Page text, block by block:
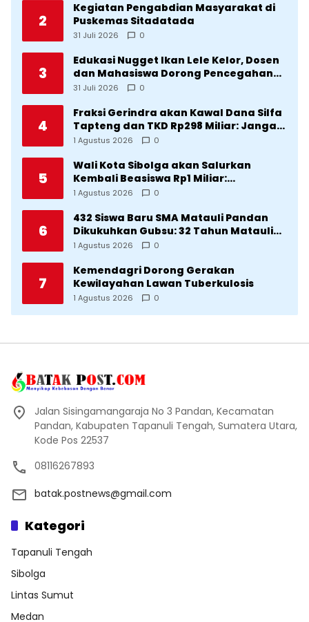
2
Kegiatan Pengabdian Masyarakat di
Puskemas Sitadatada
31 Juli 2026 0
3
Edukasi Nugget Ikan Lele Kelor, Dosen
dan Mahasiswa Dorong Pencegahan
Stunting di Desa Silangkitang
31 Juli 2026 0
4
Fraksi Gerindra akan Kawal Dana Silfa
Tapteng dan TKD Rp298 Miliar: Jangan
Sampai Pekerjaan Pusat dan Provinsi
1 Agustus 2026 0
5
Wali Kota Sibolga akan Salurkan
Kembali Beasiswa Rp1 Miliar:
Diproritaskan Mahasiswa Korban
1 Agustus 2026 0
6
432 Siswa Baru SMA Matauli Pandan
Dikukuhkan Gubsu: 32 Tahun Matauli
Cetak SDM Unggul
1 Agustus 2026 0
7
Kemendagri Dorong Gerakan
Kewilayahan Lawan Tuberkulosis
1 Agustus 2026 0
Jalan Sisingamangaraja No 3 Pandan, Kecamatan
Pandan, Kabupaten Tapanuli Tengah, Sumatera Utara,
Kode Pos 22537
08116267893
batak.postnews@gmail.com
Kategori
Tapanuli Tengah
Sibolga
Lintas Sumut
Medan